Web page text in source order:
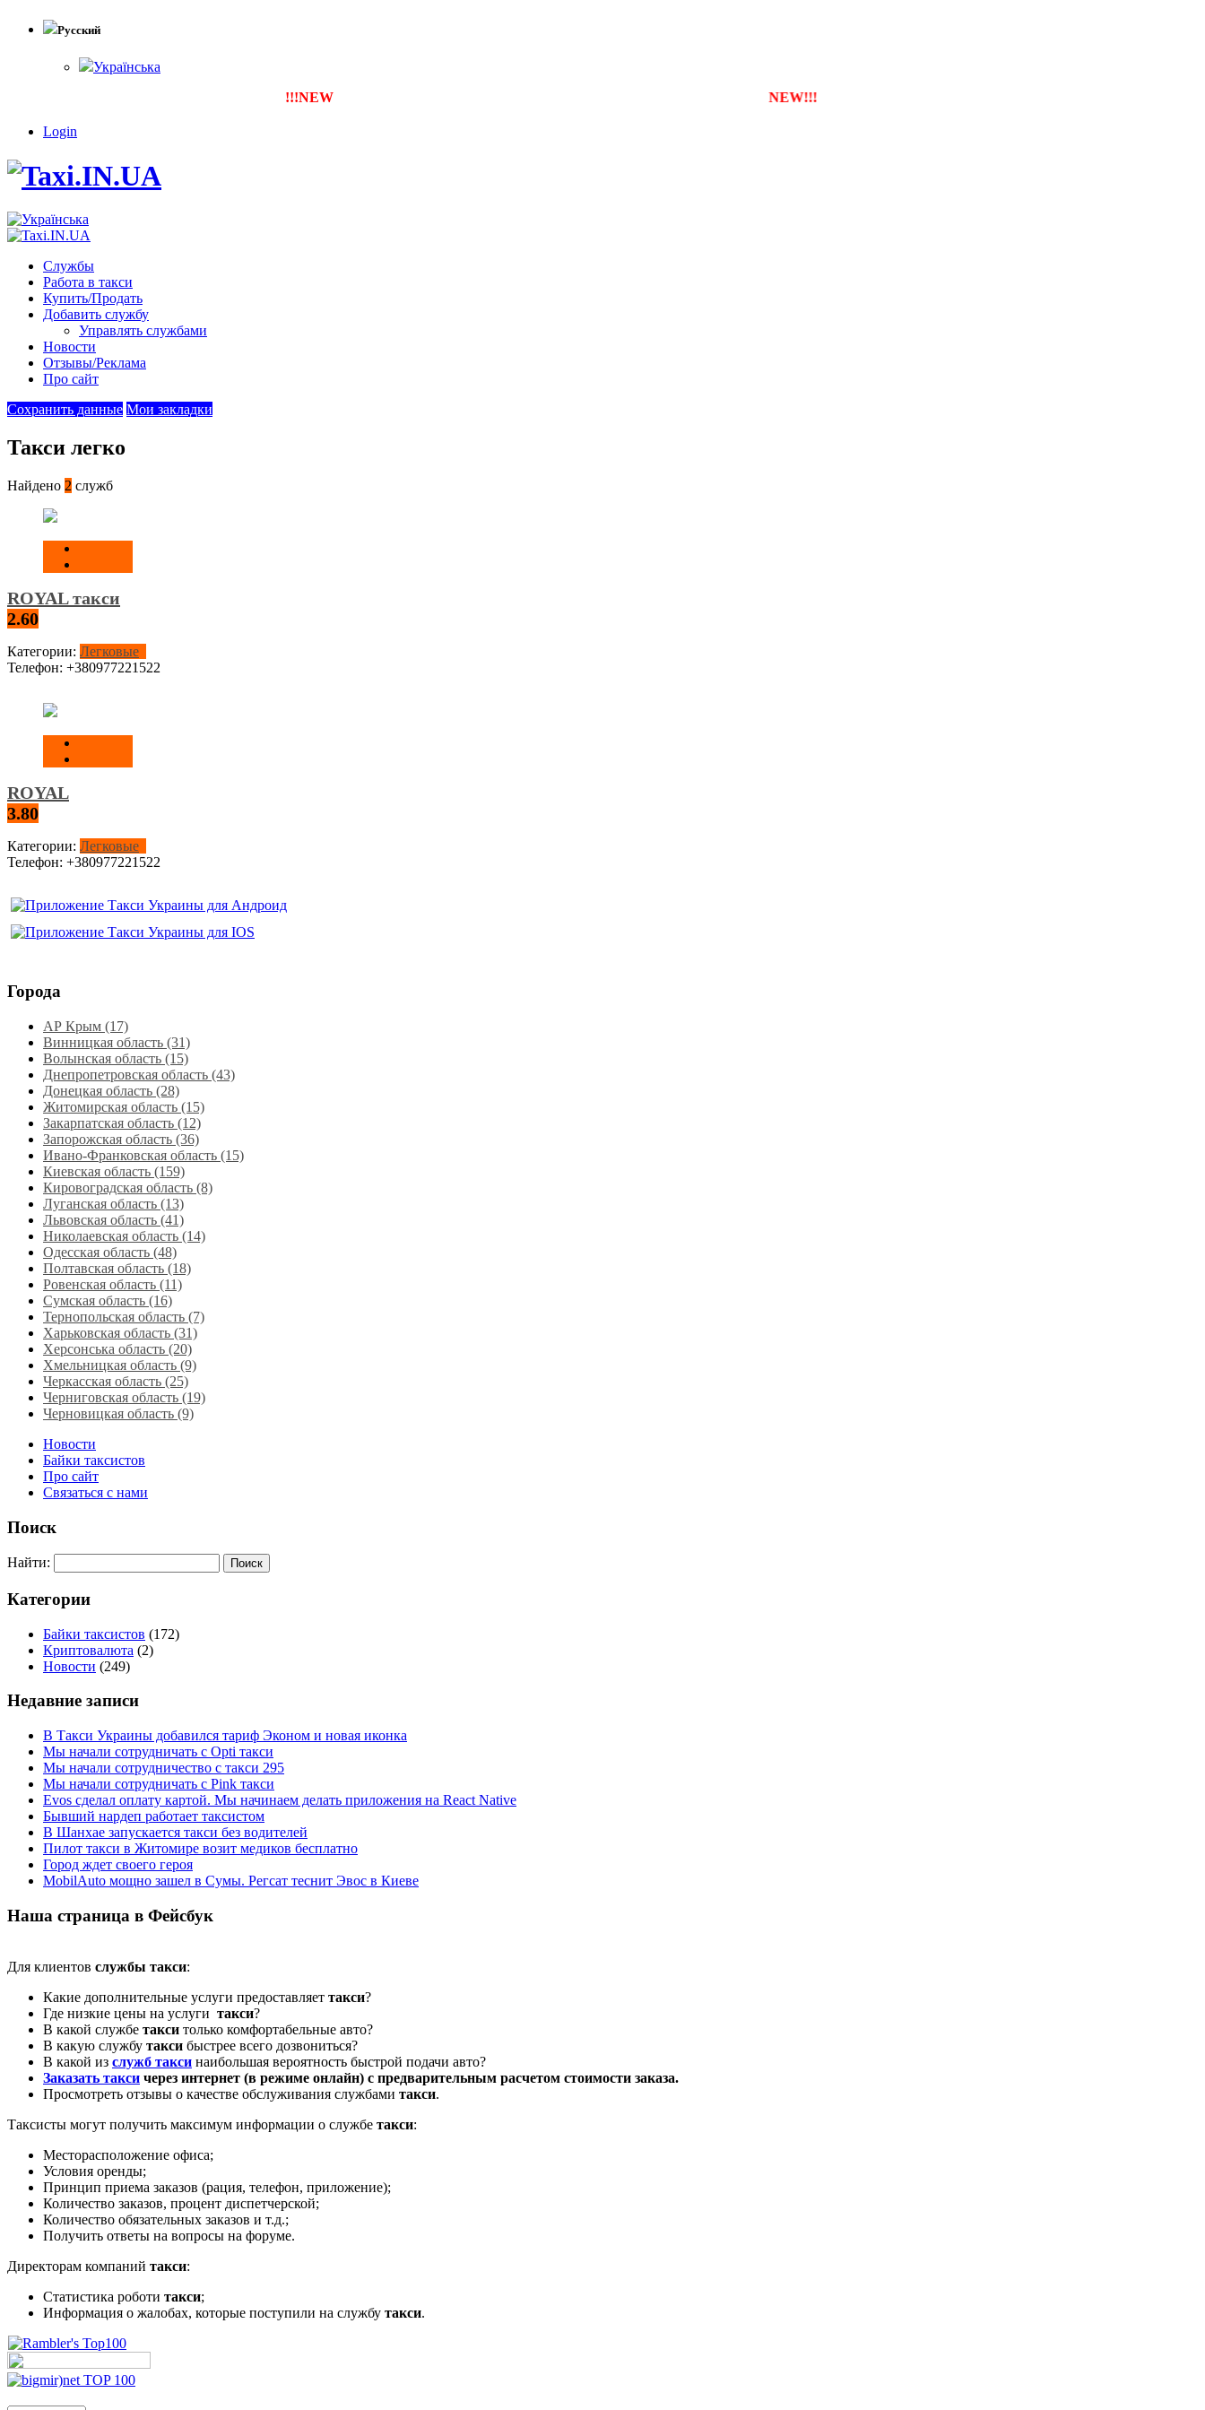
Русский
Українська
!!!NEW Тепер ти можеш зареєструвати власну службу таксі з будь-якого міста NEW!!!
Login
Службы
Работа в такси
Купить/Продать
Добавить службу
Управлять службами
Новости
Отзывы/Реклама
Про сайт
Сохранить данные Мои закладки
Такси легко
Найдено 2 служб
ROYAL такси
2.60
Категории: Легковые
Телефон: +380977221522
ROYAL
3.80
Категории: Легковые
Телефон: +380977221522
Города
АР Крым (17)
Винницкая область (31)
Волынская область (15)
Днепропетровская область‎ (43)
Донецкая область (28)
Житомирская область (15)
Закарпатская область (12)
Запорожская область (36)
Ивано-Франковская область (15)
Киевская область (159)
Кировоградская область (8)
Луганская область‎ (13)
Львовская область‎ (41)
Николаевская область‎ (14)
Одесская область‎ (48)
Полтавская область (18)
Ровенская область‎ (11)
Сумская область‎ (16)
Тернопольская область‎ (7)
Харьковская область‎ (31)
Херсонська область‎ (20)
Хмельницкая область‎ (9)
Черкасская область‎ (25)
Черниговская область (19)
Черновицкая область (9)
Новости
Байки таксистов
Про сайт
Связаться с нами
Поиск
Найти:
Категории
Байки таксистов (172)
Криптовалюта (2)
Новости (249)
Недавние записи
В Такси Украины добавился тариф Эконом и новая иконка
Мы начали сотрудничать с Opti такси
Мы начали сотрудничество с такси 295
Мы начали сотрудничать с Pink такси
Evos сделал оплату картой. Мы начинаем делать приложения на React Native
Бывший нардеп работает таксистом
В Шанхае запускается такси без водителей
Пилот такси в Житомире возит медиков бесплатно
Город ждет своего героя
MobilAuto мощно зашел в Сумы. Регсат теснит Эвос в Киеве
Наша страница в Фейсбук
Для клиентов службы такси:
Какие дополнительные услуги предоставляет такси?
Где низкие цены на услуги такси?
В какой службе такси только комфортабельные авто?
В какую службу такси быстрее всего дозвониться?
В какой из служб такси наибольшая вероятность быстрой подачи авто?
Заказать такси через интернет (в режиме онлайн) с предварительным расчетом стоимости заказа.
Просмотреть отзывы о качестве обслуживания службами такси.
Таксисты могут получить максимум информации о службе такси:
Месторасположение офиса;
Условия оренды;
Принцип приема заказов (рация, телефон, приложение);
Количество заказов, процент диспетчерской;
Количество обязательных заказов и т.д.;
Получить ответы на вопросы на форуме.
Директорам компаний такси:
Статистика роботи такси;
Информация о жалобах, которые поступили на службу такси.